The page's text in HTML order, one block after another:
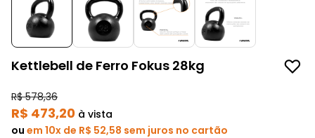
Kettlebell de Ferro Fokus 28kg
R$ 578,36
R$ 473,20 à vista
ou em 10x de R$ 52,58 sem juros no cartão